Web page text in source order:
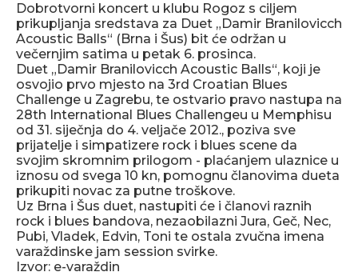
Dobrotvorni koncert u klubu Rogoz s ciljem
prikupljanja sredstava za Duet „Damir Branilovicch
Acoustic Balls“ (Brna i Šus) bit će održan u
večernjim satima u petak 6. prosinca.
Duet „Damir Branilovicch Acoustic Balls“, koji je
osvojio prvo mjesto na 3rd Croatian Blues
Challenge u Zagrebu, te ostvario pravo nastupa na
28th International Blues Challengeu u Memphisu
od 31. siječnja do 4. veljače 2012., poziva sve
prijatelje i simpatizere rock i blues scene da
svojim skromnim prilogom - plaćanjem ulaznice u
iznosu od svega 10 kn, pomognu članovima dueta
prikupiti novac za putne troškove.
Uz Brna i Šus duet, nastupiti će i članovi raznih
rock i blues bandova, nezaobilazni Jura, Geč, Nec,
Pubi, Vladek, Edvin, Toni te ostala zvučna imena
varaždinske jam session svirke.
Izvor: e-varaždin